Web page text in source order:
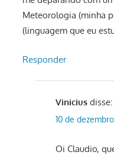
Meteorologia (minha
(linguagem que eu
Responder
Vinicius disse:
10 de
Oi Claudio,